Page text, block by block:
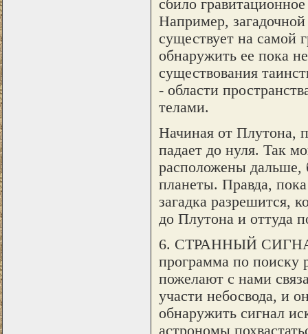
сбило
Например,
существует на самой
обнаружить ее пока
существования
- области
телами.
Начиная от Плутона,
падает до нуля. Так
расположены дальше,
планеты. Правда,
загадка разрешится,
до Плутона и оттуда
6. СТРАННЫЙ
программа по поиску
пожелают с нами
участи небосвода, и
обнаружить сигнал
астрономы